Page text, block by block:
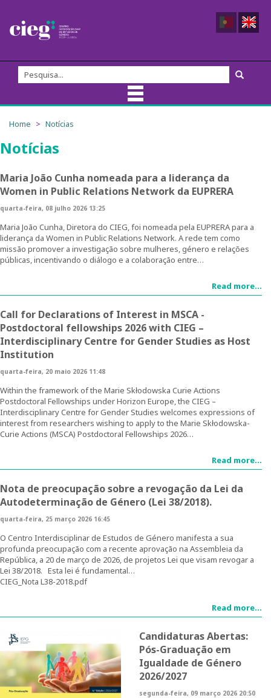
Equipa do CIEG
Membros
Fundadores/as
Comissão Externa de Acompanhamento
Pós-Graduação em Igualdade de Género
Mestrado em Família e Género
Doutoramento em Estudos de Género
Formação
1ª Edição do Curso de Formação Especializada em
Igualdade de Género
2ª Edição do Curso de Formação Especializada em
3ª Edição do Curso de Formação Especializada em
Igualdade de Género
Testemunhos
Curso de Formação Especializada em Igualdade de
Género do Ministério da Defesa | 4ª edição |
Regulamentos do CIEG
Contactos
Investigação
Home Notícias
Notícias
Maria João Cunha nomeada para a liderança da
Women in Public Relations Network da EUPRERA
quarta-feira, 08 julho 2026 13:25
Maria João Cunha, Diretora do CIEG, foi nomeada pela EUPRERA para a
liderança da Women in Public Relations Network. A rede tem como
missão promover a investigação sobre mulheres, género e relações
públicas, incentivando o diálogo e a colaboração entre…
Read more...
Call for Declarations of Interest in MSCA -
Postdoctoral fellowships 2026 with CIEG –
Interdisciplinary Centre for Gender Studies as Host
Institution
quarta-feira, 20 maio 2026 11:48
Within the framework of the Marie Skłodowska Curie Actions
Postdoctoral Fellowships under Horizon Europe, the CIEG –
Interdisciplinary Centre for Gender Studies welcomes expressions of
interest from researchers wishing to apply to the Marie Skłodowska-
Curie Actions (MSCA) Postdoctoral Fellowships 2026…
Read more...
Nota de preocupação sobre a revogação da Lei da
Autodeterminação de Género (Lei 38/2018).
quarta-feira, 25 março 2026 16:45
O Centro Interdisciplinar de Estudos de Género manifesta a sua
profunda preocupação com a recente aprovação na Assembleia da
República, a 20 de março de 2026, de projetos Lei que visam revogar a
Lei 38/2018. Esta lei é fundamental…
CIEG_Nota L38-2018.pdf
Read more...
Candidaturas Abertas:
Pós-Graduação em
Igualdade de Género
2026/2027
segunda-feira, 09 março 2026 20:50